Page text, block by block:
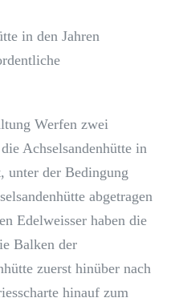
in den Jahren
Werfen zwei
Achselsandenhütte in
unter der Bedingung
abgetragen
Edelweisser haben die
Balken der
zuerst hinüber nach
hinauf zum